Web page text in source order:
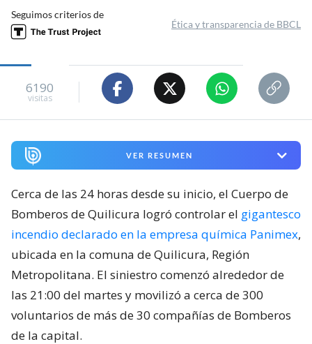
Seguimos criterios de
Ética y transparencia de BBCL
6190
visitas
VER RESUMEN
Cerca de las 24 horas desde su inicio, el Cuerpo de
Bomberos de Quilicura logró controlar el gigantesco
incendio declarado en la empresa química Panimex,
ubicada en la comuna de Quilicura, Región
Metropolitana. El siniestro comenzó alrededor de
las 21:00 del martes y movilizó a cerca de 300
voluntarios de más de 30 compañías de Bomberos
de la capital.